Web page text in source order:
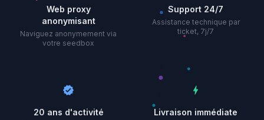
Web proxy
anonymisant
Naviguez anonymement via
votre seedbox
Support 24/7
Assistance technique par
ticket, 7j/7
verified
20 ans d'activité
bolt
Livraison immédiate